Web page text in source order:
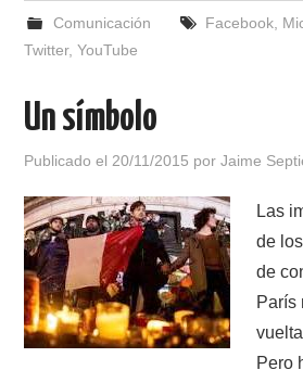
Comunicación Facebook,
Twitter,YouTube
Un símbolo
Publicado el 20/11/2015 porJaime
Las
de
de
París
Pero